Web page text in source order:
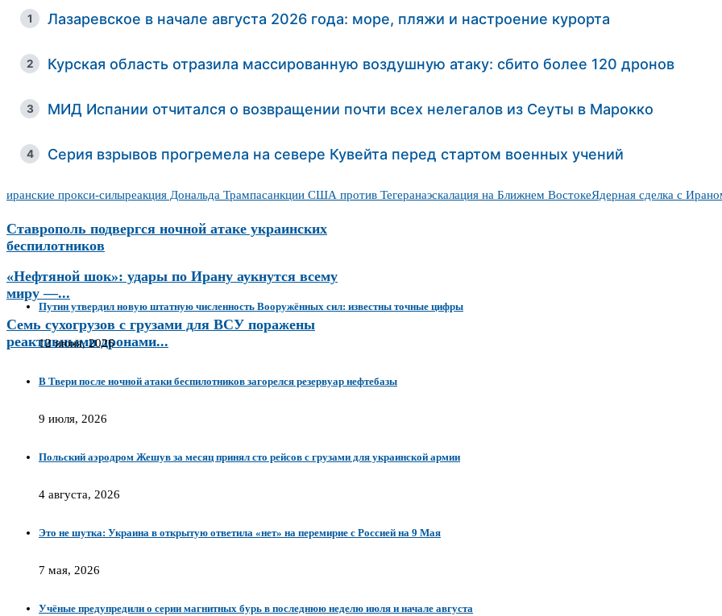
1 Лазаревское в начале августа 2026 года: море, пляжи и настроение курорта
2 Курская область отразила массированную воздушную атаку: сбито более 120 дронов
3 МИД Испании отчитался о возвращении почти всех нелегалов из Сеуты в Марокко
4 Серия взрывов прогремела на севере Кувейта перед стартом военных учений
иранские прокси-силыреакция Дональда Трампасанкции США против Тегеранаэскалация на Ближнем ВостокеЯдерная сделка с
Ставрополь подвергся ночной атаке украинских
беспилотников
«Нефтяной шок»: удары по Ирану аукнутся всему
миру —...
Семь сухогрузов с грузами для ВСУ поражены
реактивными дронами...
Путин утвердил новую штатную численность Вооружённых сил: известны точные цифры
12 июня, 2026
В Твери после ночной атаки беспилотников загорелся резервуар нефтебазы
9 июля, 2026
Польский аэродром Жешув за месяц принял сто рейсов с грузами для украинской армии
4 августа, 2026
Это не шутка: Украина в открытую ответила «нет» на перемирие с Россией на 9 Мая
7 мая, 2026
Учёные предупредили о серии магнитных бурь в последнюю неделю июля и начале августа